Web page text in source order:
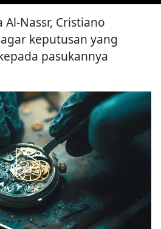
Nassr, Cristiano
keputusan yang
pasukannya